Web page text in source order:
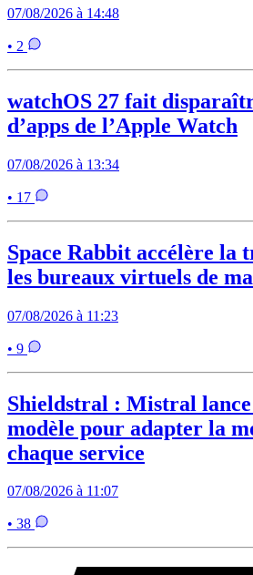
07/08/2026 à 14:48
• 2
watchOS 27 fait
d’apps de l’Apple Watch
07/08/2026 à 13:34
• 17
Space Rabbit accélère la
les bureaux virtuels de
07/08/2026 à 11:23
• 9
Shieldstral : Mistral
modèle pour adapter la
chaque service
07/08/2026 à 11:07
• 38